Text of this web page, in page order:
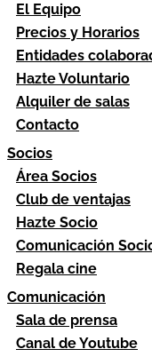
El Equipo
Precios y Horarios
Entidades
Hazte Voluntario
Alquiler de salas
Contacto
Socios
Área Socios
Club de ventajas
Hazte Socio
Comunicación
Regala cine
Comunicación
Sala de prensa
Canal de Youtube